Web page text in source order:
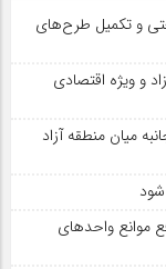
و تکمیل طرح‌های
و ویژه اقتصادی
میان منطقه آزاد
موانع واحدهای